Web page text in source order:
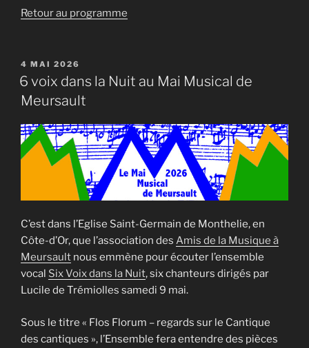
Retour au programme
PUBLIÉ
LE
4 MAI 2026
6 voix dans la Nuit au Mai Musical de
Meursault
C’est dans l’Eglise Saint-Germain de Monthelie, en
Côte-d’Or, que l’association des Amis de la Musique à
Meursault nous emmène pour écouter l’ensemble
vocal Six Voix dans la Nuit, six chanteurs dirigés par
Lucile de Trémiolles samedi 9 mai.
Sous le titre « Flos Florum – regards sur le Cantique
des cantiques », l’Ensemble fera entendre des pièces